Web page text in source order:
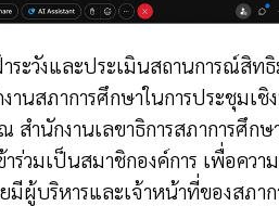
ระวังและประเมินสถานการณ์สิ
นสภาการศึกษาในการประชุมเ
สำนักงานเลขาธิการสภาการศึก
าร่วมเป็นสมาชิกองค์การ เพื่อค
มีผู้บริหารและเจ้าหน้าที่ของสภา